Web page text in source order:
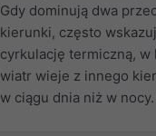
Gdy dominują dwa
kierunki, często
cyrkulację termiczną, w
wiatr wieje z innego
w ciągu dnia niż w nocy.